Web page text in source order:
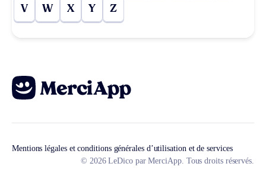
V W X Y Z
Mentions légales et conditions générales d’utilisation et de services
© 2026 LeDico par MerciApp. Tous droits réservés.